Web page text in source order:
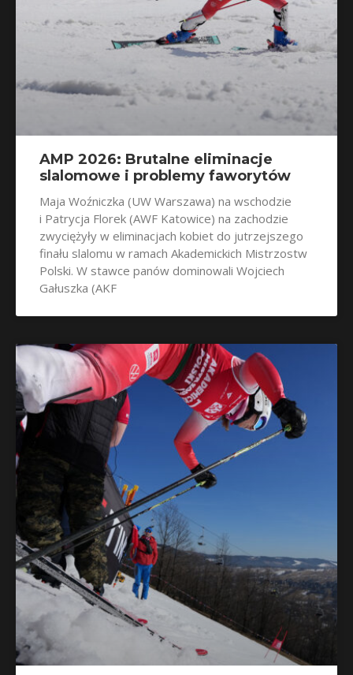
AMP 2026: Brutalne eliminacje
slalomowe i problemy faworytów
Maja Woźniczka (UW Warszawa) na wschodzie
i Patrycja Florek (AWF Katowice) na zachodzie
zwyciężyły w eliminacjach kobiet do jutrzejszego
finału slalomu w ramach Akademickich Mistrzostw
Polski. W stawce panów dominowali Wojciech
Gałuszka (AKF